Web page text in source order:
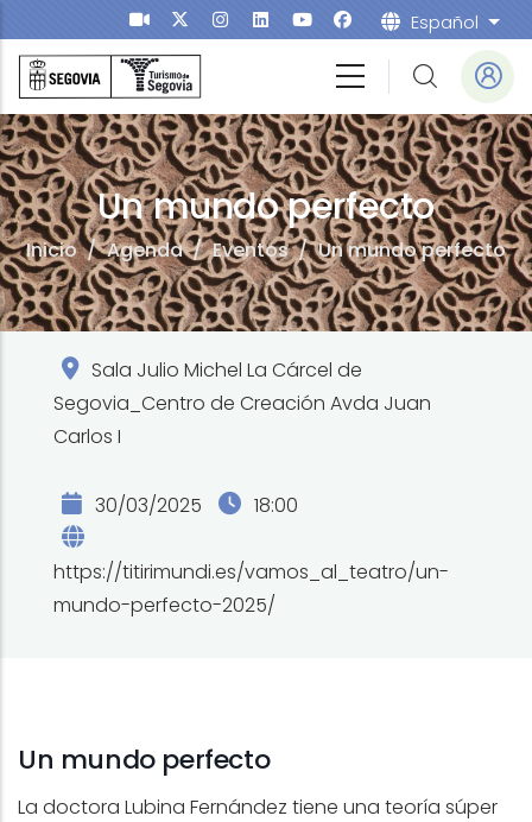
Pasar al contenido principal Español
Un mundo perfecto
Inicio/ Agenda/ Eventos/ Un mundo perfecto
Sala Julio Michel La Cárcel de
Segovia_Centro de Creación Avda Juan
Carlos I
30/03/2025 18:00
https://titirimundi.es/vamos_al_teatro/un-
mundo-perfecto-2025/
Un mundo perfecto
La doctora Lubina Fernández tiene una teoría súper